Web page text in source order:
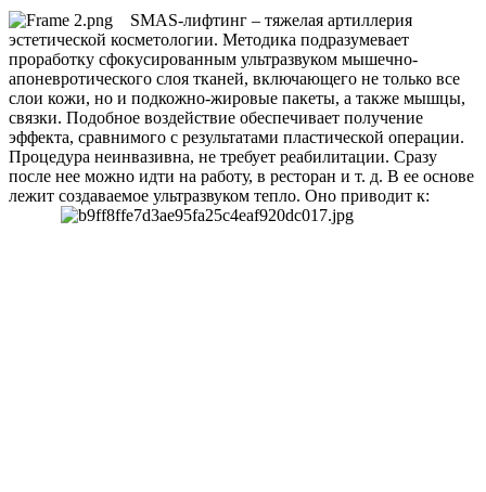
SMAS-лифтинг – тяжелая артиллерия
эстетической косметологии. Методика подразумевает
проработку сфокусированным ультразвуком мышечно-
апоневротического слоя тканей, включающего не только все
слои кожи, но и подкожно-жировые пакеты, а также мышцы,
связки. Подобное воздействие обеспечивает получение
эффекта, сравнимого с результатами пластической операции.
Процедура неинвазивна, не требует реабилитации. Сразу
после нее можно идти на работу, в ресторан и т. д. В ее основе
лежит создаваемое ультразвуком тепло. Оно приводит к: